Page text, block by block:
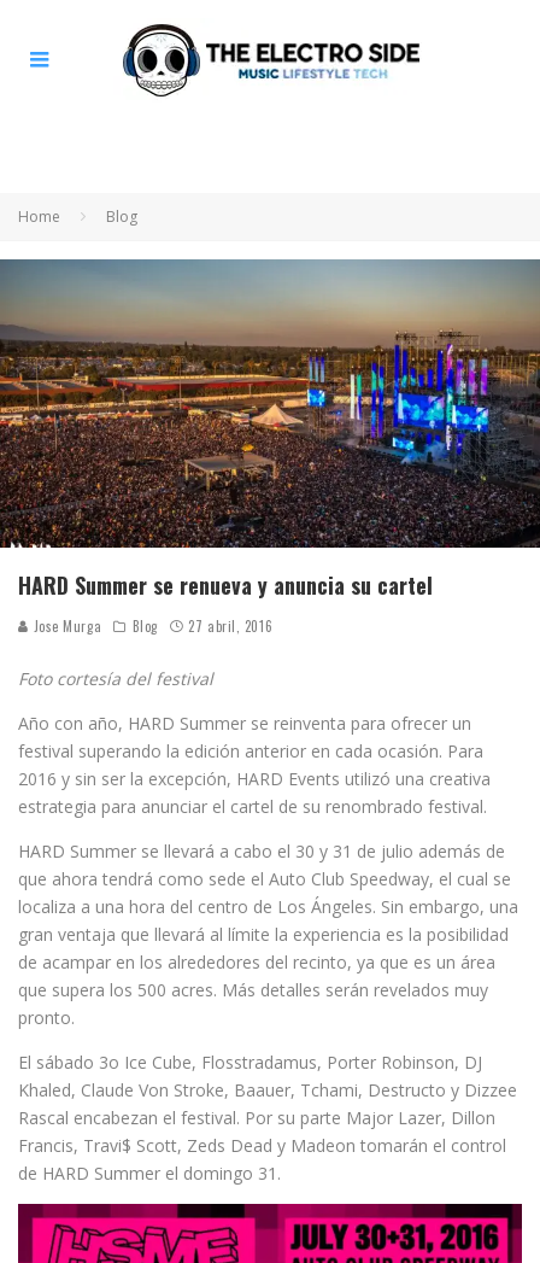
Home Blog
HARD Summer se renueva y anuncia su cartel
Jose Murga Blog 27 abril, 2016
Foto cortesía del festival
Año con año, HARD Summer se reinventa para ofrecer un
festival superando la edición anterior en cada ocasión. Para
2016 y sin ser la excepción, HARD Events utilizó una creativa
estrategia para anunciar el cartel de su renombrado festival.
HARD Summer se llevará a cabo el 30 y 31 de julio además de
que ahora tendrá como sede el Auto Club Speedway, el cual se
localiza a una hora del centro de Los Ángeles. Sin embargo, una
gran ventaja que llevará al límite la experiencia es la posibilidad
de acampar en los alrededores del recinto, ya que es un área
que supera los 500 acres. Más detalles serán revelados muy
pronto.
El sábado 3o Ice Cube, Flosstradamus, Porter Robinson, DJ
Khaled, Claude Von Stroke, Baauer, Tchami, Destructo y Dizzee
Rascal encabezan el festival. Por su parte Major Lazer, Dillon
Francis, Travi$ Scott, Zeds Dead y Madeon tomarán el control
de HARD Summer el domingo 31.